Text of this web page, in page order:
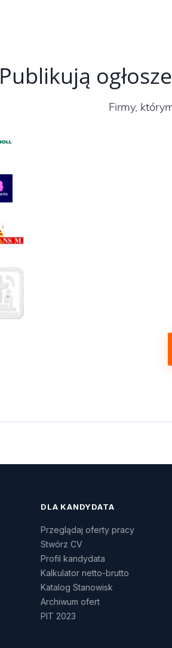
Publikują
Firmy,
DLA KANDYDATA
Przeglądaj oferty pracy
Stwórz CV
Profil kandydata
Kalkulator netto-brutto
Katalog Stanowisk
Archiwum ofert
PIT 2023